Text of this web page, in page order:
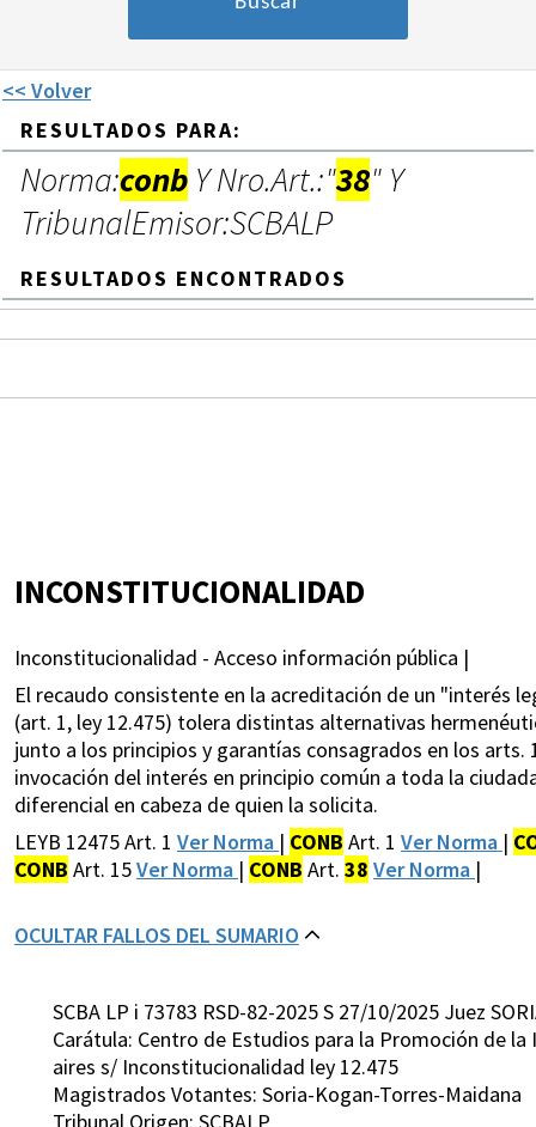
<< Volver
RESULTADOS PARA:
Norma:conb Y Nro.Art.:"38" Y
TribunalEmisor:SCBALP
RESULTADOS ENCONTRADOS
INCONSTITUCIONALIDAD
Inconstitucionalidad - Acceso información pública |
El recaudo consistente en la acreditación de un "interés
(art. 1, ley 12.475) tolera distintas alternativas
junto a los principios y garantías consagrados en los arts.
invocación del interés en principio común a toda la
diferencial en cabeza de quien la solicita.
LEYB 12475 Art. 1 Ver Norma | CONB Art. 1 Ver Norma |
CONB Art. 15Ver Norma | CONB Art. 38 Ver Norma |
OCULTAR FALLOS DEL SUMARIO
SCBA LP i 73783 RSD-82-2025 S 27/10/2025 Juez
Carátula: Centro de Estudios para la Promoción de
aires s/ Inconstitucionalidad ley 12.475
Magistrados Votantes: Soria-Kogan-Torres-Maidana